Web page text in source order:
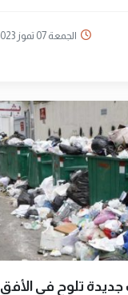
الجمعة 07 تموز 2023
جديدة تلوح في الأفق